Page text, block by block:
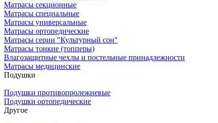
Матрасы секционные
Матрасы специальные
Матрасы универсальные
Матрасы ортопедические
Матрасы серии "Культурный сон"
Матрасы тонкие (топперы)
Влагозащитные чехлы и постельные принадлежности
Матрасы медицинские
Подушки
Подушки противопролежневые
Подушки ортопедические
Другое